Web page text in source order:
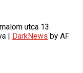
utca 13.
| DarkNews by AF